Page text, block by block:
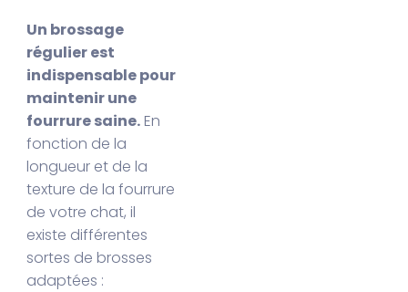
Un brossage
régulier est
indispensable pour
maintenir une
fourrure saine. En
fonction de la
longueur et de la
texture de la fourrure
de votre chat, il
existe différentes
sortes de brosses
adaptées :